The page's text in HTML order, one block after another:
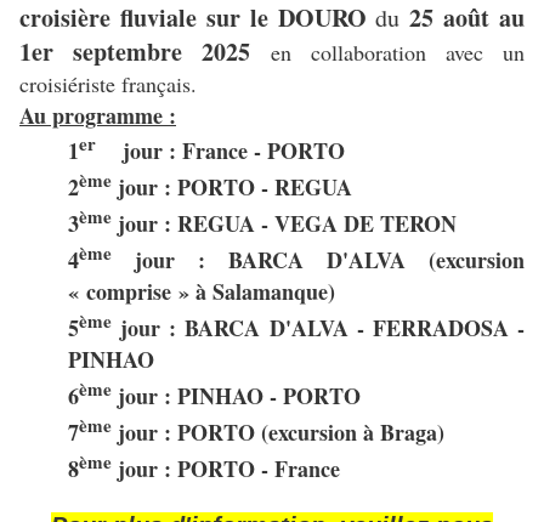
croisière fluviale sur le DOURO du25 août au
1er septembre 2025
en collaboration avec un
croisiériste français.
Au programme :
1er jour : France - PORTO
2ème jour : PORTO - REGUA
3ème jour : REGUA - VEGA DE TERON
4ème jour : BARCA D'ALVA (excursion
« comprise » à Salamanque)
5ème jour : BARCA D'ALVA - FERRADOSA -
PINHAO
6ème jour : PINHAO - PORTO
7ème jour : PORTO (excursion à Braga)
8ème jour : PORTO - France